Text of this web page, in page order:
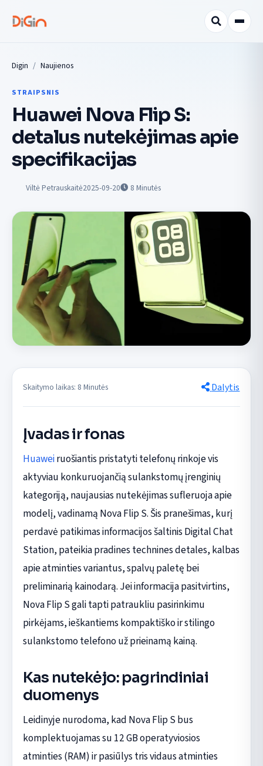
Digin Naujienos
STRAIPSNIS
Huawei Nova Flip S:
detalus nutekėjimas apie
specifikacijas
Viltė Petrauskaitė2025-09-20 8 Minutės
Skaitymo laikas: 8 Minutės Dalytis
Įvadas ir fonas
Huaweiruošiantis pristatyti telefonų rinkoje vis
aktyviau konkuruojančią sulankstomų įrenginių
kategoriją, naujausias nutekėjimas sufleruoja apie
modelį, vadinamą Nova Flip S. Šis pranešimas, kurį
perdavė patikimas informacijos šaltinis Digital Chat
Station, pateikia pradines technines detales, kalbas
apie atminties variantus, spalvų paletę bei
preliminarią kainodarą. Jei informacija pasitvirtins,
Nova Flip S gali tapti patraukliu pasirinkimu
pirkėjams, ieškantiems kompaktiško ir stilingo
sulankstomo telefono už prieinamą kainą.
Kas nutekėjo: pagrindiniai
duomenys
Leidinyje nurodoma, kad Nova Flip S bus
komplektuojamas su 12 GB operatyviosios
atminties (RAM) ir pasiūlys tris vidaus atminties